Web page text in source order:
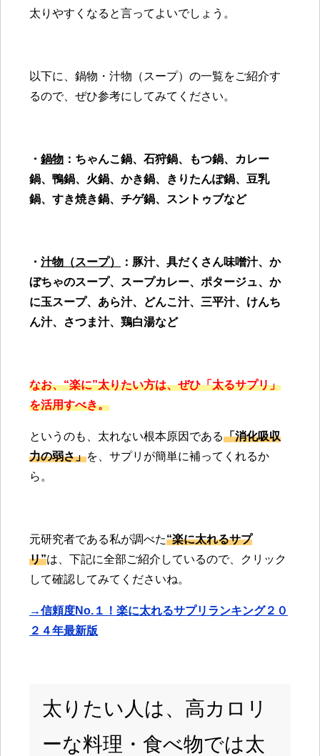
太りやすくなると言ってよいでしょう。
以下に、鍋物・汁物（スープ）の一覧をご紹介す
るので、ぜひ参考にしてみてください。
・ 鍋物 ：ちゃんこ鍋、石狩鍋、もつ鍋、カレー
鍋、鴨鍋、火鍋、かき鍋、きりたんぽ鍋、豆乳
鍋、すき焼き鍋、チゲ鍋、スントゥブなど
・ 汁物（スープ）
：豚汁、具だくさん味噌汁、か
ぼちゃのスープ、スープカレー、ポタージュ、か
に玉スープ、あら汁、どんこ汁、三平汁、けんち
ん汁、さつま汁、鶏白湯など
なお、“楽に”太りたい方は、ぜひ「太るサプリ」
を活用すべき。
というのも、太れない根本原因である「消化吸収
力の弱さ」を、サプリが簡単に補ってくれるか
ら。
元研究者である私が調べた“楽に太れるサプ
リ”は、下記に全部ご紹介しているので、クリック
して確認してみてくださいね。
→信頼度No.１！楽に太れるサプリランキング２０
２４年最新版
太りたい人は、高カロリ
ーな料理・食べ物では太